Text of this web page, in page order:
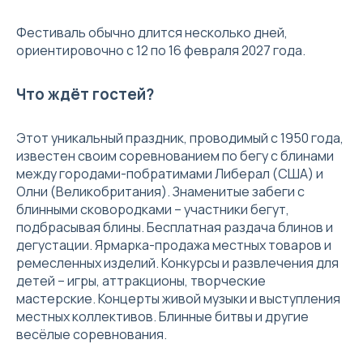
Фестиваль обычно длится несколько дней,
ориентировочно с 12 по 16 февраля 2027 года.
Что ждёт гостей?
Этот уникальный праздник, проводимый с 1950 года,
известен своим соревнованием по бегу с блинами
между городами-побратимами Либерал (США) и
Олни (Великобритания). Знаменитые забеги с
блинными сковородками – участники бегут,
подбрасывая блины. Бесплатная раздача блинов и
дегустации. Ярмарка-продажа местных товаров и
ремесленных изделий. Конкурсы и развлечения для
детей – игры, аттракционы, творческие
мастерские. Концерты живой музыки и выступления
местных коллективов. Блинные битвы и другие
весёлые соревнования.